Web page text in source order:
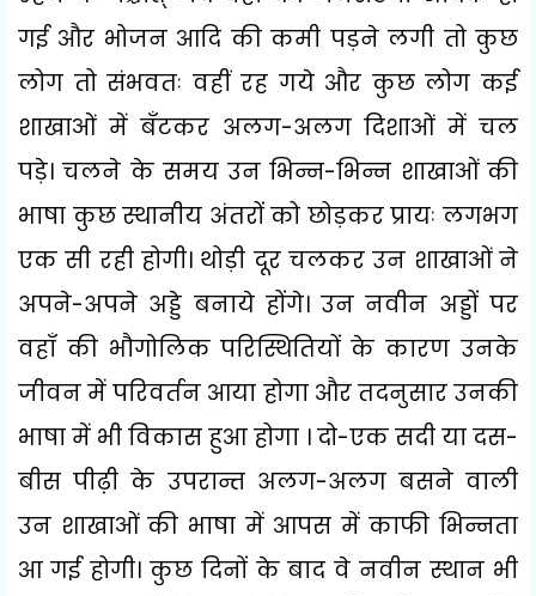
गई और भोजन आदि की कमी पड़ने लगी तो कुछ
लोग तो संभवतः वहीं रह गये और कुछ लोग कई
शाखाओं में बँटकर अलग-अलग दिशाओं में चल
पड़े। चलने के समय उन भिन्न-भिन्न शाखाओं की
भाषा कुछ स्थानीय अंतरों को छोड़कर प्रायः लगभग
एक सी रही होगी। थोड़ी दूर चलकर उन शाखाओं ने
अपने-अपने अड्डे बनाये होंगे। उन नवीन अड्डों पर
वहाँ की भौगोलिक परिस्थितियों के कारण उनके
जीवन में परिवर्तन आया होगा और तदनुसार उनकी
भाषा में भी विकास हुआ होगा । दो-एक सदी या दस-
बीस पीढ़ी के उपरान्त अलग-अलग बसने वाली
उन शाखाओं की भाषा में आपस में काफी भिन्नता
आ गई होगी। कुछ दिनों के बाद वे नवीन स्थान भी